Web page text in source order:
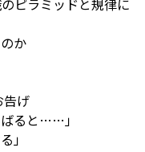
か
告げ
ると……」
」